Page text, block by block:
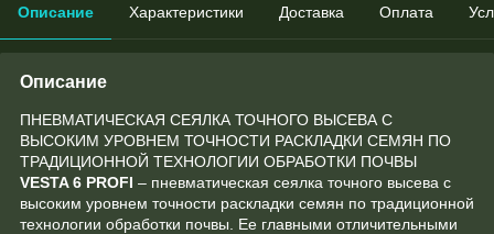
Описание Характеристики Доставка Оплата
Описание
ПНЕВМАТИЧЕСКАЯ СЕЯЛКА ТОЧНОГО ВЫСЕВА С
ВЫСОКИМ УРОВНЕМ ТОЧНОСТИ РАСКЛАДКИ СЕМЯН ПО
ТРАДИЦИОННОЙ ТЕХНОЛОГИИ ОБРАБОТКИ ПОЧВЫ
VESTA 6 PROFI – пневматическая сеялка точного высева c
высоким уровнем точности раскладки семян по традиционной
технологии обработки почвы. Ее главными отличительными